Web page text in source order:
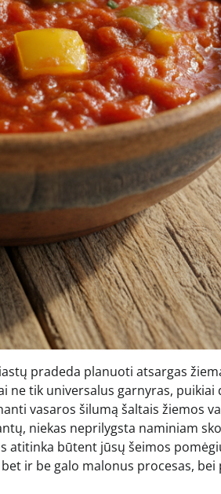
pradeda planuoti atsargas
ne tik universalus garnyras,
vasaros šilumą šaltais žiemos
niekas neprilygsta naminiam
atitinka būtent jūsų šeimos
ir be galo malonus procesas, bei